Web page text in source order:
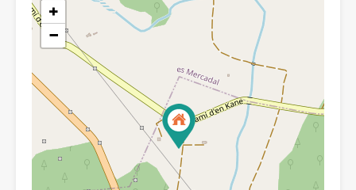
+
−